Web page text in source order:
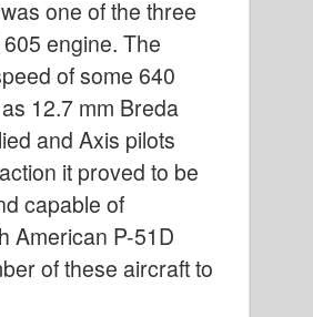
one of the three
engine. The
of some 640
12.7 mm Breda
and Axis pilots
it proved to be
capable of
American P-51D
of these aircraft to